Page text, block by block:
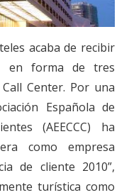
acaba de recibir
en forma de tres
Center. Por una
Española de
(AEECCC) ha
como empresa
de cliente 2010”,
turística como